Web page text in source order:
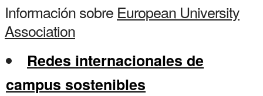
Información sobre European University
Association
Redes internacionales de
campus sostenibles